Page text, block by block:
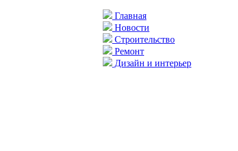
Главная
Новости
Строительство
Ремонт
Дизайн и интерьер